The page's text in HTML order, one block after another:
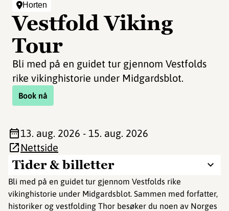
Horten
Vestfold Viking
Tour
Bli med på en guidet tur gjennom Vestfolds
rike vikinghistorie under Midgardsblot.
Book nå
Tider & billetter
Bli med på en guidet tur gjennom Vestfolds rike
vikinghistorie under Midgardsblot. Sammen med forfatter,
historiker og vestfolding Thor besøker du noen av Norges
13. aug. 2026 - 15. aug. 2026
Nettside